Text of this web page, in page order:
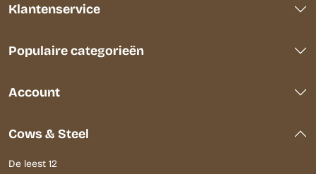
Klantenservice
Populaire categorieën
Account
Cows & Steel
De leest 12